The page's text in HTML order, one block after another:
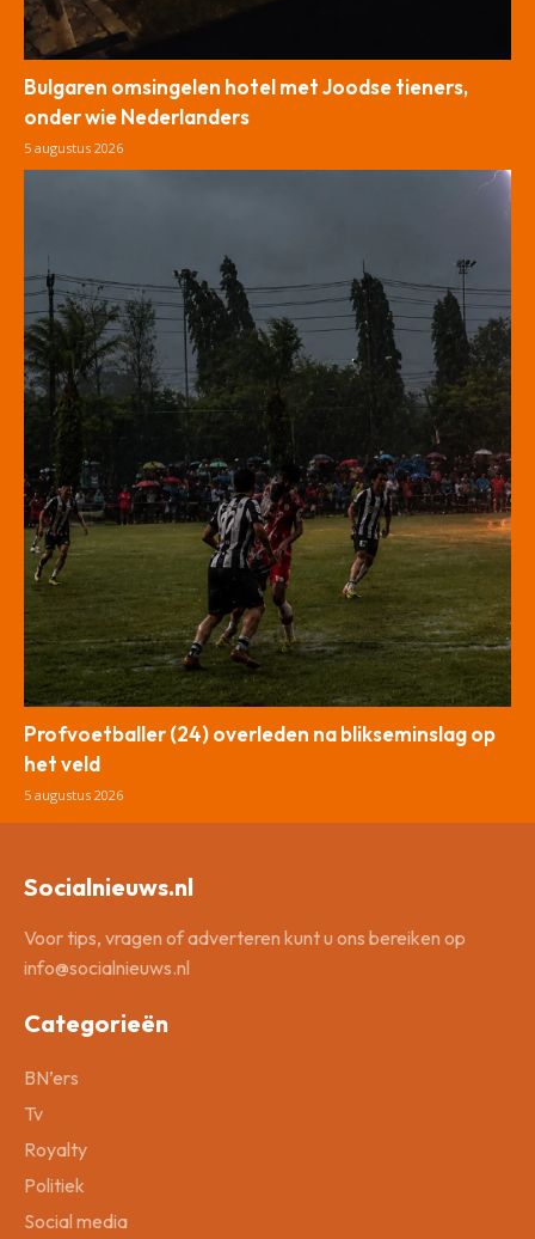
Bulgaren omsingelen hotel met Joodse tieners,
onder wie Nederlanders
5 augustus 2026
Profvoetballer (24) overleden na blikseminslag op
het veld
5 augustus 2026
Socialnieuws.nl
Voor tips, vragen of adverteren kunt u ons bereiken op
info@socialnieuws.nl
Categorieën
BN’ers
Tv
Royalty
Politiek
Social media